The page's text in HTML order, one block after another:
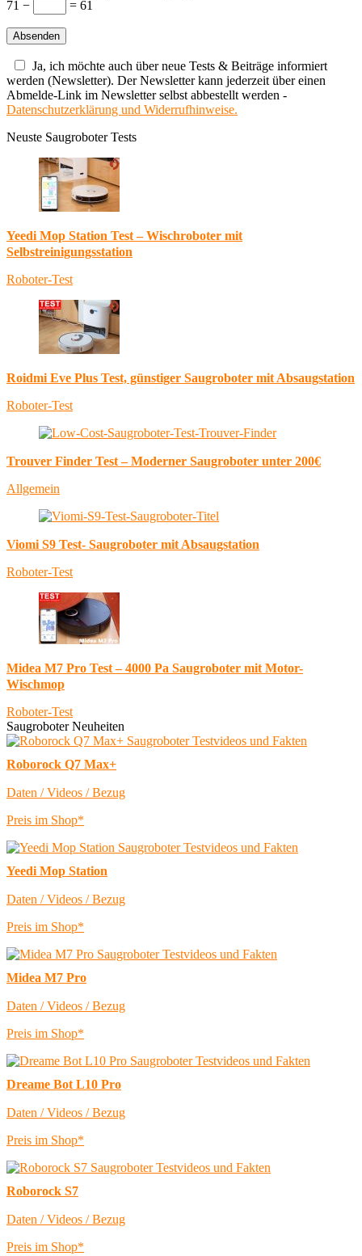
71 −
= 61
Ja, ich möchte auch über neue Tests & Beiträge informiert
werden (Newsletter). Der Newsletter kann jederzeit über einen
Abmelde-Link im Newsletter selbst abbestellt werden -
Datenschutzerklärung und Widerrufhinweise.
Neuste Saugroboter Tests
Yeedi Mop Station Test – Wischroboter mit
Selbstreinigungsstation
Roboter-Test
Roidmi Eve Plus Test, günstiger Saugroboter mit Absaugstation
Roboter-Test
Trouver Finder Test – Moderner Saugroboter unter 200€
Allgemein
Viomi S9 Test- Saugroboter mit Absaugstation
Roboter-Test
Midea M7 Pro Test – 4000 Pa Saugroboter mit Motor-
Wischmop
Roboter-Test
Saugroboter Neuheiten
Roborock Q7 Max+
Daten / Videos / Bezug
Preis im Shop*
Yeedi Mop Station
Daten / Videos / Bezug
Preis im Shop*
Midea M7 Pro
Daten / Videos / Bezug
Preis im Shop*
Dreame Bot L10 Pro
Daten / Videos / Bezug
Preis im Shop*
Roborock S7
Daten / Videos / Bezug
Preis im Shop*